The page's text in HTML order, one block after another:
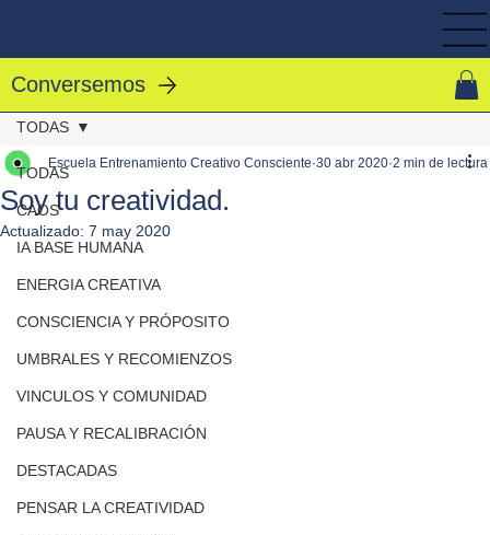
Conversemos
TODAS
CAOS
IA BASE HUMANA
ENERGIA CREATIVA
CONSCIENCIA Y PRÓPOSITO
UMBRALES Y RECOMIENZOS
VINCULOS Y COMUNIDAD
PAUSA Y RECALIBRACIÓN
DESTACADAS
PENSAR LA CREATIVIDAD
TODAS
Soy tu creatividad.
Escuela Entrenamiento Creativo Consciente 30 abr 2020 2 min de lectura
Actualizado: 7 may 2020